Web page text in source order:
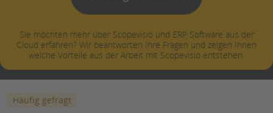
Sie möchten mehr über Scopevisio und ERP Software aus der
Cloud erfahren? Wir beantworten Ihre Fragen und zeigen Ihnen
welche Vorteile aus der Arbeit mit Scopevisio entstehen.
Häufig gefragt